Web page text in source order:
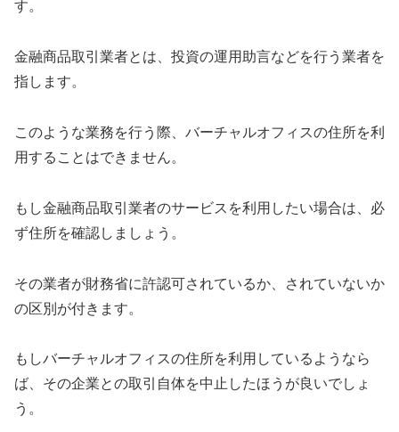
す。
金融商品取引業者とは、投資の運用助言などを行う業者を
指します。
このような業務を行う際、バーチャルオフィスの住所を利
用することはできません。
もし金融商品取引業者のサービスを利用したい場合は、必
ず住所を確認しましょう。
その業者が財務省に許認可されているか、されていないか
の区別が付きます。
もしバーチャルオフィスの住所を利用しているようなら
ば、その企業との取引自体を中止したほうが良いでしょ
う。